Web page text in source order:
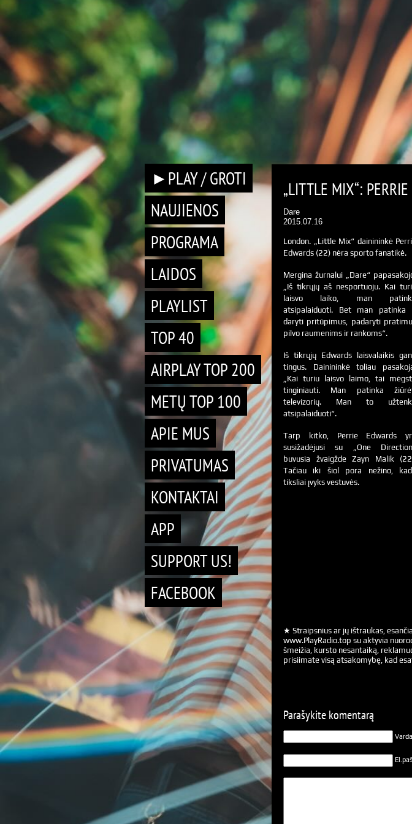
►PLAY / GROTI
NAUJIENOS
PROGRAMA
LAIDOS
PLAYLIST
TOP 40
AIRPLAY TOP 200
METŲ TOP 100
APIE MUS
PRIVATUMAS
KONTAKTAI
APP
SUPPORT US!
FACEBOOK
„LITTLE MIX“:
Dare
2015.07.16
London. „Little Mix“ dainininkė
Edwards (22) nėra sporto fanatikė.
Mergina žurnalui „Dare“
„Iš tikrųjų aš nesportuoju. Kai
laisvo laiko, man
atsipalaiduoti. Bet man patinka
daryti pritūpimus, padaryti
pilvo raumenims ir rankoms“.
Iš tikrųjų Edwards laisvalaikis
tingus. Dainininkė toliau
„Kai turiu laisvo laimo, tai
tinginiauti. Man patinka
televizorių. Man to
atsipalaiduoti“.
Tarp kitko, Perrie Edwards
susižadėjusi su „One
buvusia žvaigžde Zayn Malik
Tačiau iki šiol pora nežino,
tiksliai įvyks vestuvės.
★ Straipsnius ar jų ištraukas,
www.PlayRadio.top su aktyvia
šmeižia, kursto nesantaiką,
prisiimate visą atsakomybę, kad
Parašykite komentarą